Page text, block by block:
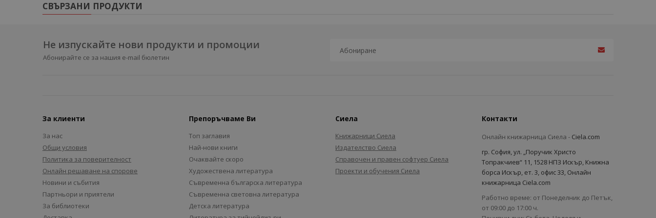
СВЪРЗАНИ ПРОДУКТИ
Не изпускайте нови продукти и промоции
Абонирайте се за нашия e-mail бюлетин
За клиенти
За нас
Общи условия
Политика за поверителност
Онлайн решаване на спорове
Новини и събития
Партньори и приятели
За библиотеки
Препоръчваме Ви
Топ заглавия
Най-нови книги
Очаквайте скоро
Художествена литература
Съвременна българска литература
Съвременна световна литература
Детска литература
Сиела
Книжарници Сиела
Издателство Сиела
Справочен и правен софтуер Сиела
Проекти и обучения Сиела
Контакти
Онлайн книжарница Сиела - Ciela.com
гр. София, ул. „Поручик Христо
Топракчиев“ 11, 1528 НПЗ Искър, Книжна
борса Искър, ет. 3, офис 33, Онлайн
книжарница Ciela.com
Работно време: от Понеделник до Петък,
от 09:00 до 17:00 ч.